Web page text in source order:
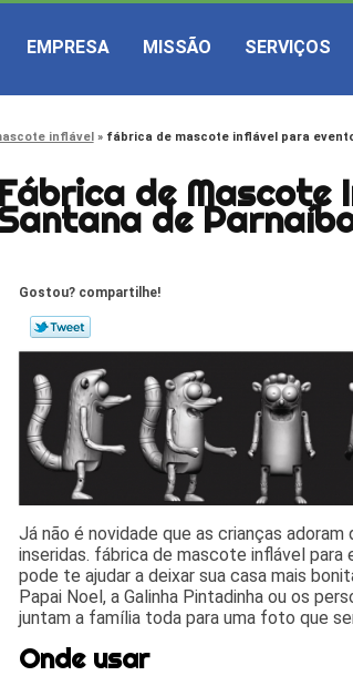
EMPRESA MISSÃO SERVIÇOS
inflável fábrica de mascote inflável para
Fábrica de Mascote
de
Gostou? compartilhe!
Já não é novidade que as crianças
inseridas. fábrica de mascote inflável
pode te ajudar a deixar sua casa mais
Papai Noel, a Galinha Pintadinha ou os
juntam a família toda para uma foto que
Onde usar